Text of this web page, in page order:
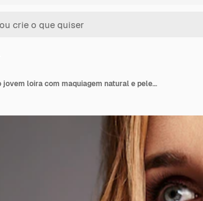
Retrato da moda beleza de modelo jovem loira com maquiagem natural e pele perfeita com brilhante сrimson crisântemo posando de flor